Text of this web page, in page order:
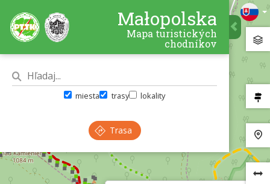
Małopolska
Mapa turistických
chodníkov
miesta trasy lokality
Trasa